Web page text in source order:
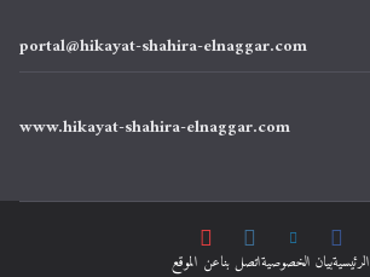
portal@hikayat-shahira-elnaggar.com
www.hikayat-shahira-elnaggar.com
الرئيسيةﺑﻴﺎﻥ اﻟﺨﺼﻮﺻﻴﺔاتصل بناعن الموقع